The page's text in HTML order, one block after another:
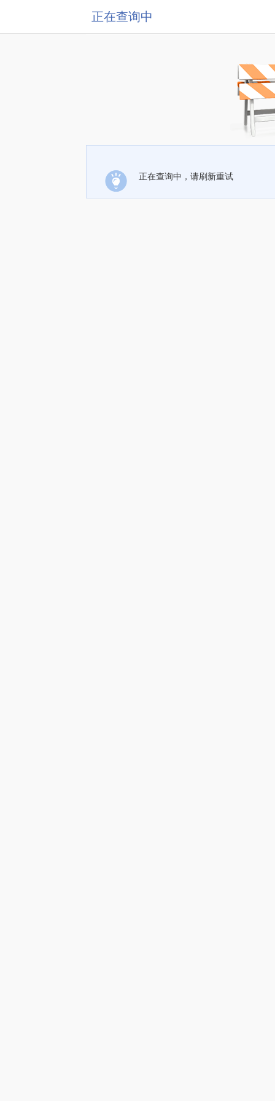
正在查询中
正在查询中，请刷新重试